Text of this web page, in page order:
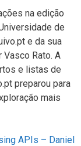
na edição
de
e da sua
Rato. A
e listas de
preparou para
mais
APIs – Daniel